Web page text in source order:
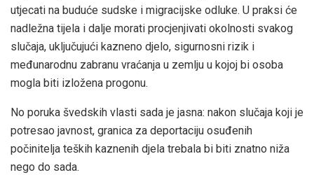
utjecati na buduće sudske i migracijske odluke. U praksi će
nadležna tijela i dalje morati procjenjivati okolnosti svakog
slučaja, uključujući kazneno djelo, sigurnosni rizik i
međunarodnu zabranu vraćanja u zemlju u kojoj bi osoba
mogla biti izložena progonu.
No poruka švedskih vlasti sada je jasna: nakon slučaja koji je
potresao javnost, granica za deportaciju osuđenih
počinitelja teških kaznenih djela trebala bi biti znatno niža
nego do sada.